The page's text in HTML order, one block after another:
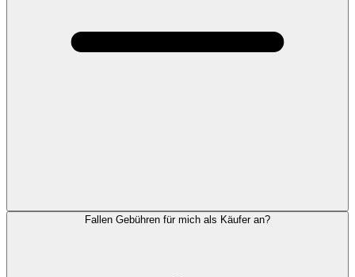
Fallen Gebühren für mich als Käufer an?